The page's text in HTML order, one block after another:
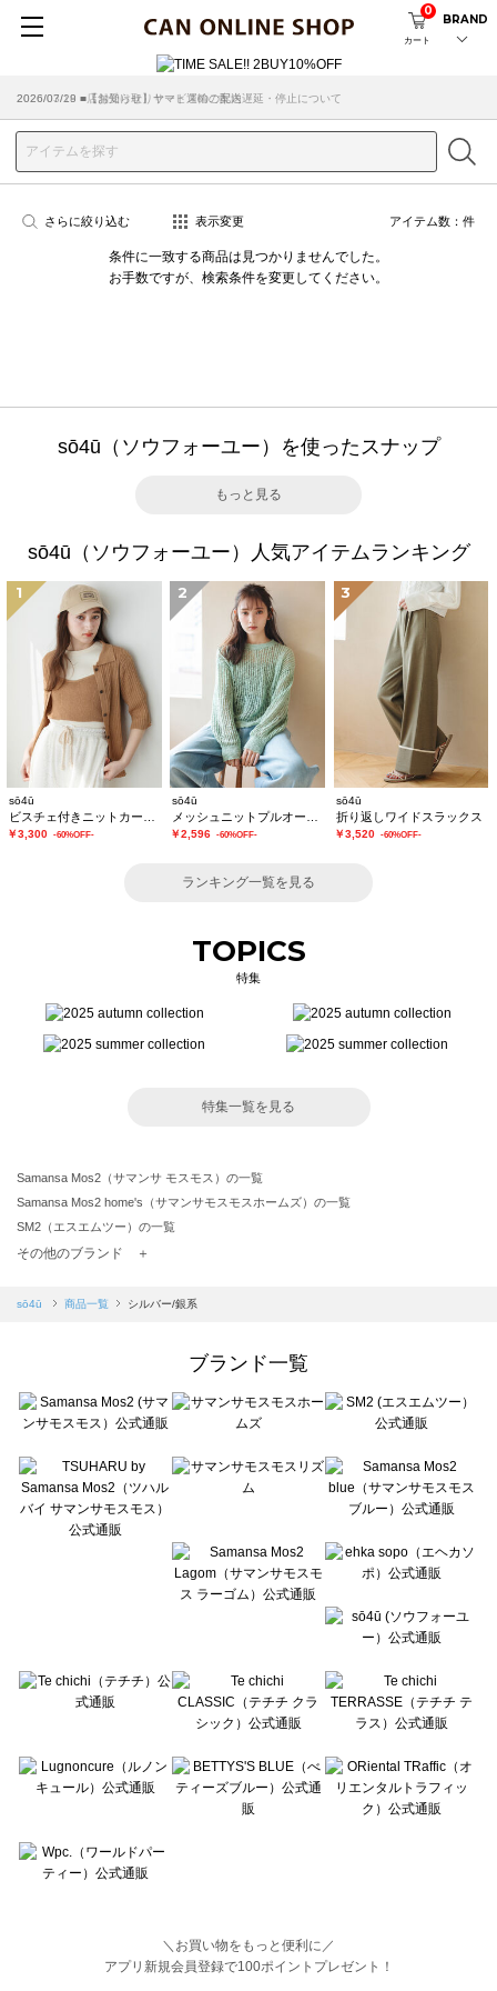
カート
0
BRAND
2026/07/29 ■【お知らせ】ヤマト運輸の配送遅延・停止について
2026/03/18 ■店舗受け取りサービスのご案内
さらに絞り込む 表示変更 アイテム数： 件
条件に一致する商品は見つかりませんでした。
お手数ですが、検索条件を変更してください。
sō4ū（ソウフォーユー）を使ったスナップ
もっと見る
sō4ū（ソウフォーユー）人気アイテムランキング
1
sō4ū
￥3,300 -60%OFF-
2
sō4ū
￥2,596 -60%OFF-
3
sō4ū
折り返しワイドスラックス
￥3,520 -60%OFF-
ランキング一覧を見る
TOPICS
特集
特集一覧を見る
Samansa Mos2（サマンサ モスモス）の一覧
Samansa Mos2 home's（サマンサモスモスホームズ）の一覧
SM2（エスエムツー）の一覧
TSUHARU by Samansa Mos2（ツハルバイサマンサモスモス）の一覧
Samansa Mos2 blue（サマンサモスモス ブルー）の一覧
Te chichi（テチチ）の一覧
Te chichi CLASSIC（テチチ クラシック）の一覧
Lugnoncure（ルノンキュール）の一覧
BETTY'S BLUE（べティーズブルー）の一覧
Wpc.（ワールドパーティー）の一覧
その他のブランド ＋
sō4ū 商品一覧 シルバー/銀系
ブランド一覧
＼お買い物をもっと便利に／
アプリ新規会員登録で100ポイントプレゼント！